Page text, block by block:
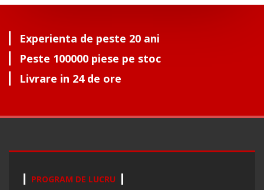
Experienta de peste 20 ani
Peste 100000 piese pe stoc
Livrare in 24 de ore
PROGRAM DE LUCRU